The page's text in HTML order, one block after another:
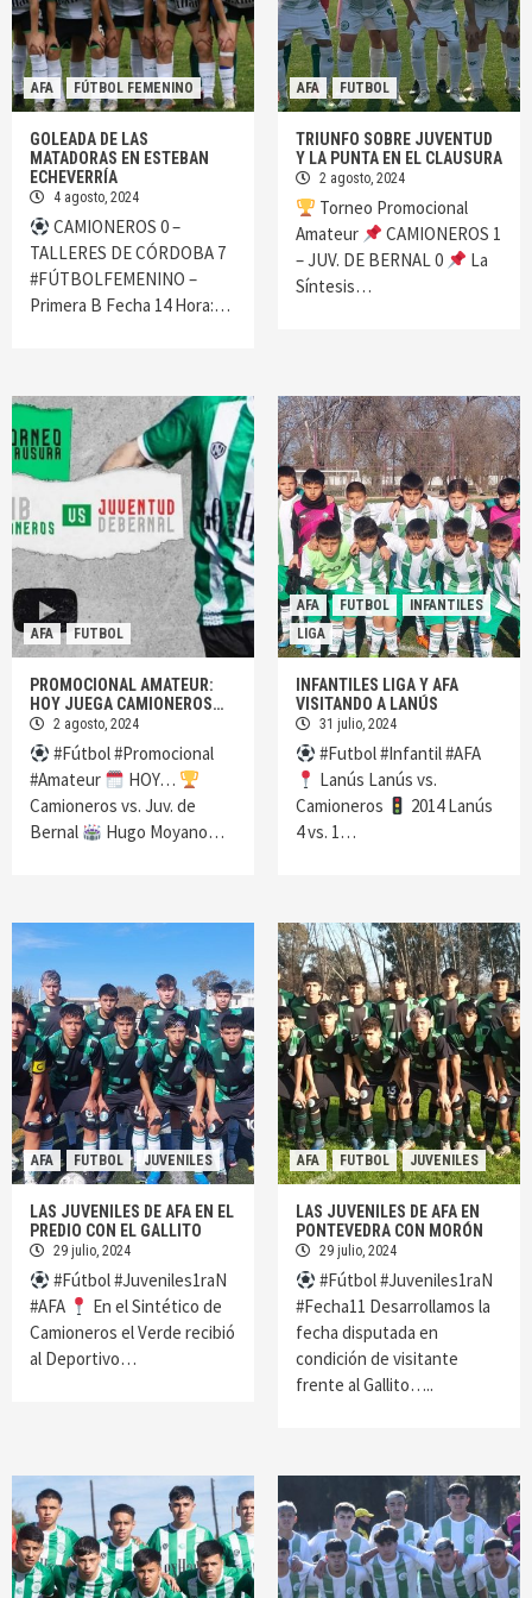
AFA FÚTBOL FEMENINO
GOLEADA DE LAS
MATADORAS EN ESTEBAN
ECHEVERRÍA
4 agosto, 2024
CAMIONEROS 0 –
TALLERES DE CÓRDOBA 7
#FÚTBOLFEMENINO –
Primera B Fecha 14 Hora:…
AFA FUTBOL
TRIUNFO SOBRE JUVENTUD
Y LA PUNTA EN EL CLAUSURA
2 agosto, 2024
Torneo Promocional
Amateur
CAMIONEROS 1
– JUV. DE BERNAL 0
La
Síntesis…
AFA FUTBOL
PROMOCIONAL AMATEUR:
HOY JUEGA CAMIONEROS…
2 agosto, 2024
#Fútbol #Promocional
#Amateur
HOY…
Camioneros vs. Juv. de
Bernal
Hugo Moyano…
AFA FUTBOL
INFANTILES
LIGA
INFANTILES LIGA Y AFA
VISITANDO A LANÚS
31 julio, 2024
#Futbol #Infantil #AFA
Lanús Lanús vs.
Camioneros
2014 Lanús
4 vs. 1…
AFA FUTBOL JUVENILES
LAS JUVENILES DE AFA EN EL
PREDIO CON EL GALLITO
29 julio, 2024
#Fútbol #Juveniles1raN
#AFA
En el Sintético de
Camioneros el Verde recibió
al Deportivo…
AFA FUTBOL JUVENILES
LAS JUVENILES DE AFA EN
PONTEVEDRA CON MORÓN
29 julio, 2024
#Fútbol #Juveniles1raN
#Fecha11 Desarrollamos la
fecha disputada en
condición de visitante
frente al Gallito…..